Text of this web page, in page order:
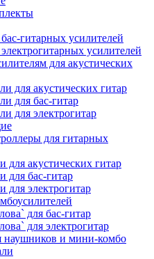
гитарных усилителей
усилителей
для акустических
для акустических гитар
для бас-гитар
для электрогитар
для гитарных
для акустических гитар
для бас-гитар
для электрогитар
для бас-гитар
для электрогитар
наушников и мини-комбо